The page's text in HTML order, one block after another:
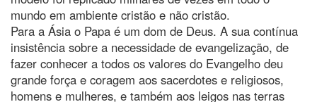
mundo em ambiente cristão e não cristão.
Para a Ásia o Papa é um dom de Deus. A sua contínua
insistência sobre a necessidade de evangelização, de
fazer conhecer a todos os valores do Evangelho deu
grande força e coragem aos sacerdotes e religiosos,
homens e mulheres, e também aos leigos nas terras